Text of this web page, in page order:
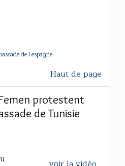
de l espagne
Haut de page
protestent
de Tunisie